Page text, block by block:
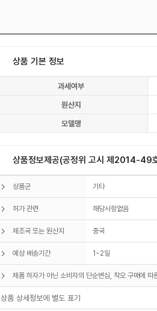
상품 기본 정보
과세여부
원산지
모델명
상품정보제공(공정위 고시 제2014-49
상품군 기타
허가 관련 해당사항없음
제조국 또는 원산지 중국
예상 배송기간 1~2일
제품 하자가 아닌 소비자의 단순변심, 착오 구매에
상품 상세정보에 별도 표기